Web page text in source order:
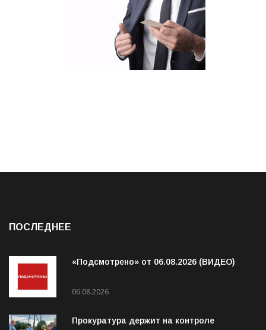
«Подсмотрено» от 06.08.2026 (ВИДЕО)
06.08.2026